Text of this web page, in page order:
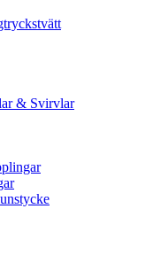
& Svirvlar